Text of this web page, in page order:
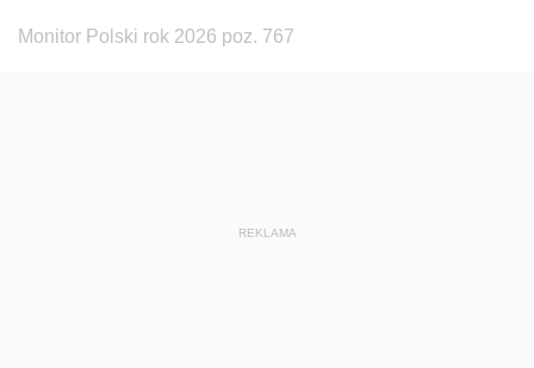
Monitor Polski rok 2026 poz. 767
REKLAMA